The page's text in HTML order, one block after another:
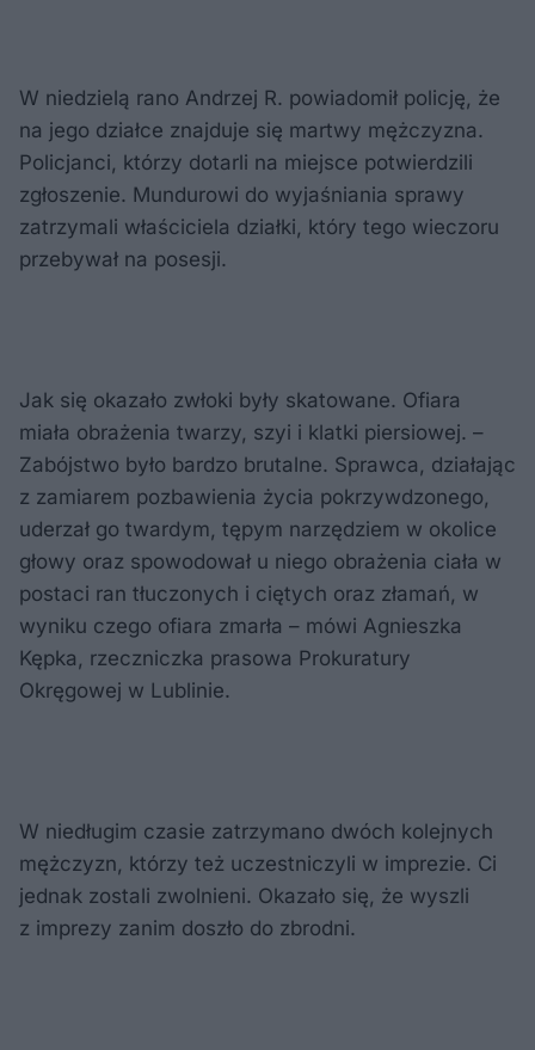
W niedzielą rano Andrzej R. powiadomił policję, że
na jego działce znajduje się martwy mężczyzna.
Policjanci, którzy dotarli na miejsce potwierdzili
zgłoszenie. Mundurowi do wyjaśniania sprawy
zatrzymali właściciela działki, który tego wieczoru
przebywał na posesji.
Jak się okazało zwłoki były skatowane. Ofiara
miała obrażenia twarzy, szyi i klatki piersiowej. –
Zabójstwo było bardzo brutalne. Sprawca, działając
z zamiarem pozbawienia życia pokrzywdzonego,
uderzał go twardym, tępym narzędziem w okolice
głowy oraz spowodował u niego obrażenia ciała w
postaci ran tłuczonych i ciętych oraz złamań, w
wyniku czego ofiara zmarła – mówi Agnieszka
Kępka, rzeczniczka prasowa Prokuratury
Okręgowej w Lublinie.
W niedługim czasie zatrzymano dwóch kolejnych
mężczyzn, którzy też uczestniczyli w imprezie. Ci
jednak zostali zwolnieni. Okazało się, że wyszli
z imprezy zanim doszło do zbrodni.